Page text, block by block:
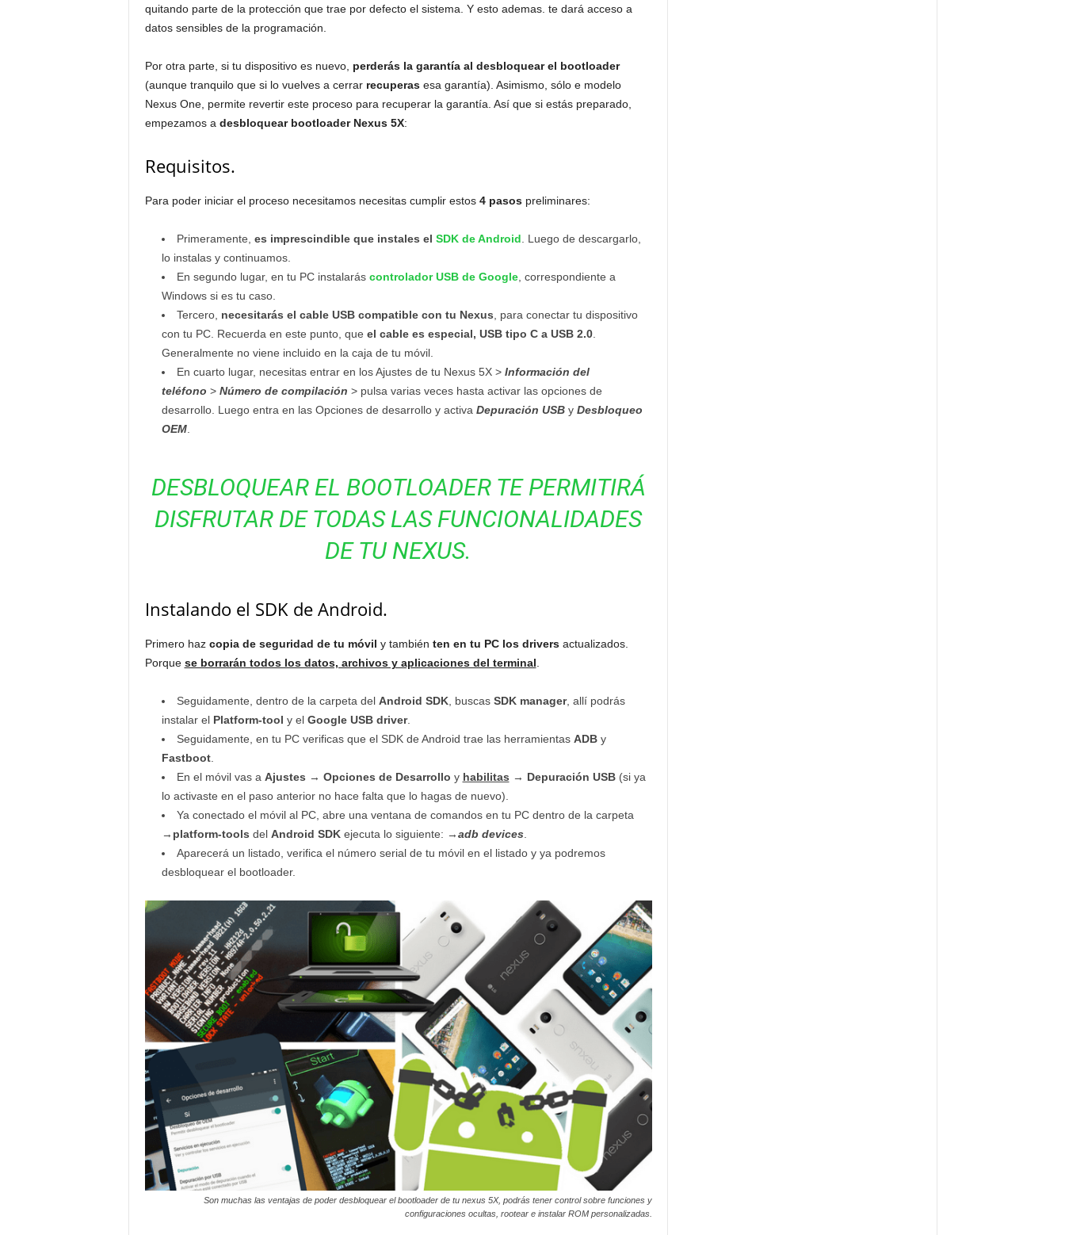
quitando parte de la protección que trae por defecto el sistema. Y esto ademas. te dará acceso a
datos sensibles de la programación.
Por otra parte, si tu dispositivo es nuevo, perderás la garantía al desbloquear el bootloader
(aunque tranquilo que si lo vuelves a cerrarrecuperasesa garantía). Asimismo, sólo e modelo
Nexus One, permite revertir este proceso para recuperar la garantía. Así que si estás preparado,
empezamos a desbloquear bootloader Nexus 5X:
Requisitos.
Para poder iniciar el proceso necesitamos necesitas cumplir estos 4 pasospreliminares:
Primeramente, es imprescindible que instales el SDK de Android. Luego de descargarlo,
lo instalas y continuamos.
En segundo lugar, en tu PC instalarás controlador USB de Google, correspondiente a
Windows si es tu caso.
Tercero, necesitarás el cable USB compatible con tu Nexus, para conectar tu dispositivo
con tu PC. Recuerda en este punto, que el cable es especial, USB tipo C a USB 2.0.
Generalmente no viene incluido en la caja de tu móvil.
En cuarto lugar, necesitas entrar en los Ajustes de tu Nexus 5X > Información del
teléfono > Número de compilación > pulsa varias veces hasta activar las opciones de
desarrollo. Luego entra en las Opciones de desarrollo y activa Depuración USBy Desbloqueo
OEM.
DESBLOQUEAR EL BOOTLOADER TE PERMITIRÁ
DISFRUTAR DE TODAS LAS FUNCIONALIDADES
DE TU NEXUS.
Instalando el SDK de Android.
Primero hazcopia de seguridad de tu móvil y también ten en tu PC los drivers actualizados.
Porque se borrarán todos los datos, archivos y aplicaciones del terminal.
Seguidamente, dentro de la carpeta del Android SDK, buscas SDK manager, allí podrás
instalar el Platform-tool y el Google USB driver.
Seguidamente, en tu PC verificas que el SDK de Android trae las herramientas ADBy
Fastboot.
En el móvil vas a Ajustes → Opciones de Desarrollo y habilitas → Depuración USB(si ya
lo activaste en el paso anterior no hace falta que lo hagas de nuevo).
Ya conectado el móvil al PC, abre una ventana de comandos en tu PC dentro de la carpeta
→ platform-tools del Android SDKejecuta lo siguiente: →adb devices.
Aparecerá un listado, verifica el número serial de tu móvil en el listado y ya podremos
desbloquear el bootloader.
Son muchas las ventajas de poder desbloquear el bootloader de tu nexus 5X, podrás tener control sobre funciones y
configuraciones ocultas, rootear e instalar ROM personalizadas.